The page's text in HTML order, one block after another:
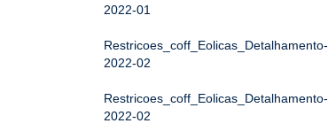
2022-01
Restricoes_coff_Eolicas_Detalhamento-
2022-02
Restricoes_coff_Eolicas_Detalhamento-
2022-02